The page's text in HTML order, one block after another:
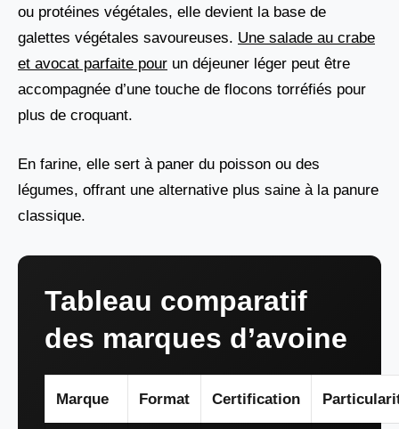
ou protéines végétales, elle devient la base de
galettes végétales savoureuses. Une salade au crabe
et avocat parfaite pour un déjeuner léger peut être
accompagnée d’une touche de flocons torréfiés pour
plus de croquant.
En farine, elle sert à paner du poisson ou des
légumes, offrant une alternative plus saine à la panure
classique.
Tableau comparatif
des marques d’avoine
Marque Format Certification